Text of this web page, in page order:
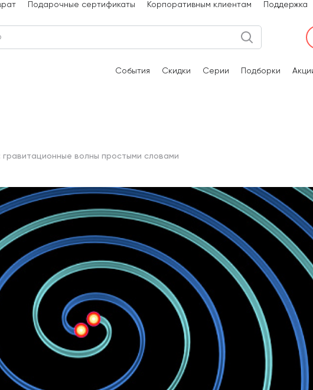
Подарочные сертификаты Корпоративным клиентам Поддержка
События Скидки Серии Подборки
гравитационные волны простыми словами